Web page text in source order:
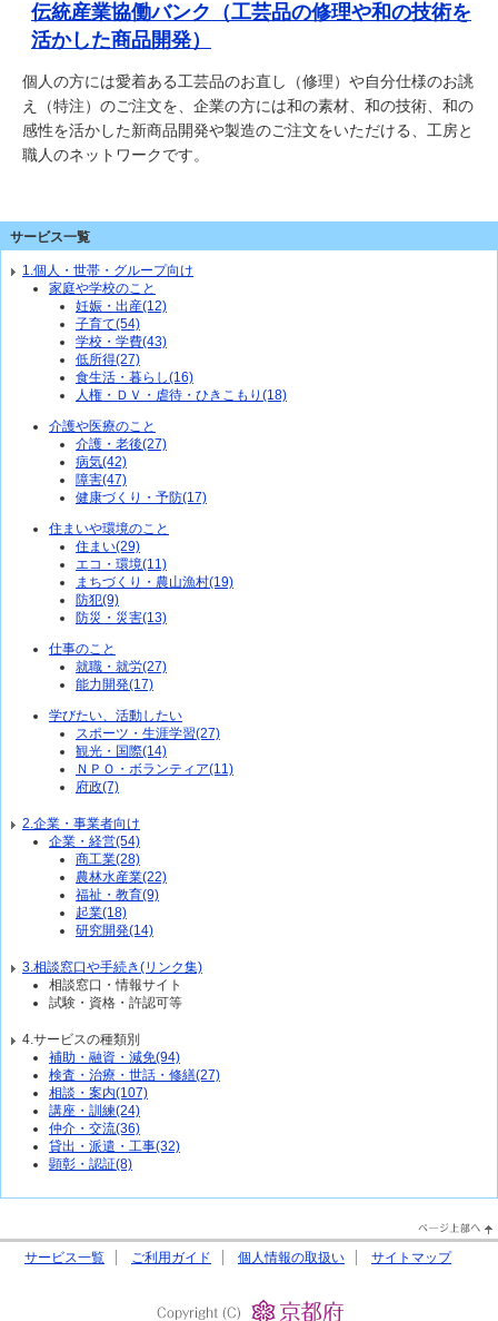
伝統産業協働バンク（工芸品の修理や和の技術を
活かした商品開発）
個人の方には愛着ある工芸品のお直し（修理）や自分仕様のお誂
え（特注）のご注文を、企業の方には和の素材、和の技術、和の
感性を活かした新商品開発や製造のご注文をいただける、工房と
職人のネットワークです。
サービス一覧
1.個人・世帯・グループ向け
家庭や学校のこと
妊娠・出産(12)
子育て(54)
学校・学費(43)
低所得(27)
食生活・暮らし(16)
人権・ＤＶ・虐待・ひきこもり(18)
介護や医療のこと
介護・老後(27)
病気(42)
障害(47)
健康づくり・予防(17)
住まいや環境のこと
住まい(29)
エコ・環境(11)
まちづくり・農山漁村(19)
防犯(9)
防災・災害(13)
仕事のこと
就職・就労(27)
能力開発(17)
学びたい、活動したい
スポーツ・生涯学習(27)
観光・国際(14)
ＮＰＯ・ボランティア(11)
府政(7)
2.企業・事業者向け
企業・経営(54)
商工業(28)
農林水産業(22)
福祉・教育(9)
起業(18)
研究開発(14)
3.相談窓口や手続き(リンク集)
相談窓口・情報サイト
試験・資格・許認可等
4.サービスの種類別
補助・融資・減免(94)
検査・治療・世話・修繕(27)
相談・案内(107)
講座・訓練(24)
仲介・交流(36)
貸出・派遣・工事(32)
顕彰・認証(8)
PageTop↑
サービス一覧 ご利用ガイド 個人情報の取扱い サイトマップ